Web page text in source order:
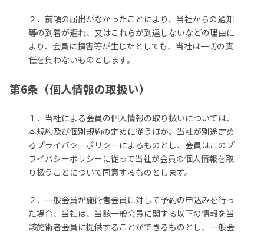
２．前項の届出がなかったことにより、当社からの通知
等の到着が遅れ、又はこれらが到達しないなどの理由に
より、会員に損害等が生じたとしても、当社は一切の責
任を負わないものとします。
第6条（個人情報の取扱い）
１．当社による会員の個人情報の取り扱いについては、
本規約及び個別規約の定めに従うほか、当社が別途定め
るプライバシーポリシーによるものとし、会員はこのプ
ライバシーポリシーに従って当社が会員の個人情報を取
り扱うことについて同意するものとします。
２．一般会員が施術者会員に対して予約の申込みを行っ
た場合、当社は、当該一般会員に関する以下の情報を当
該施術者会員に提供することができるものとし、一般会